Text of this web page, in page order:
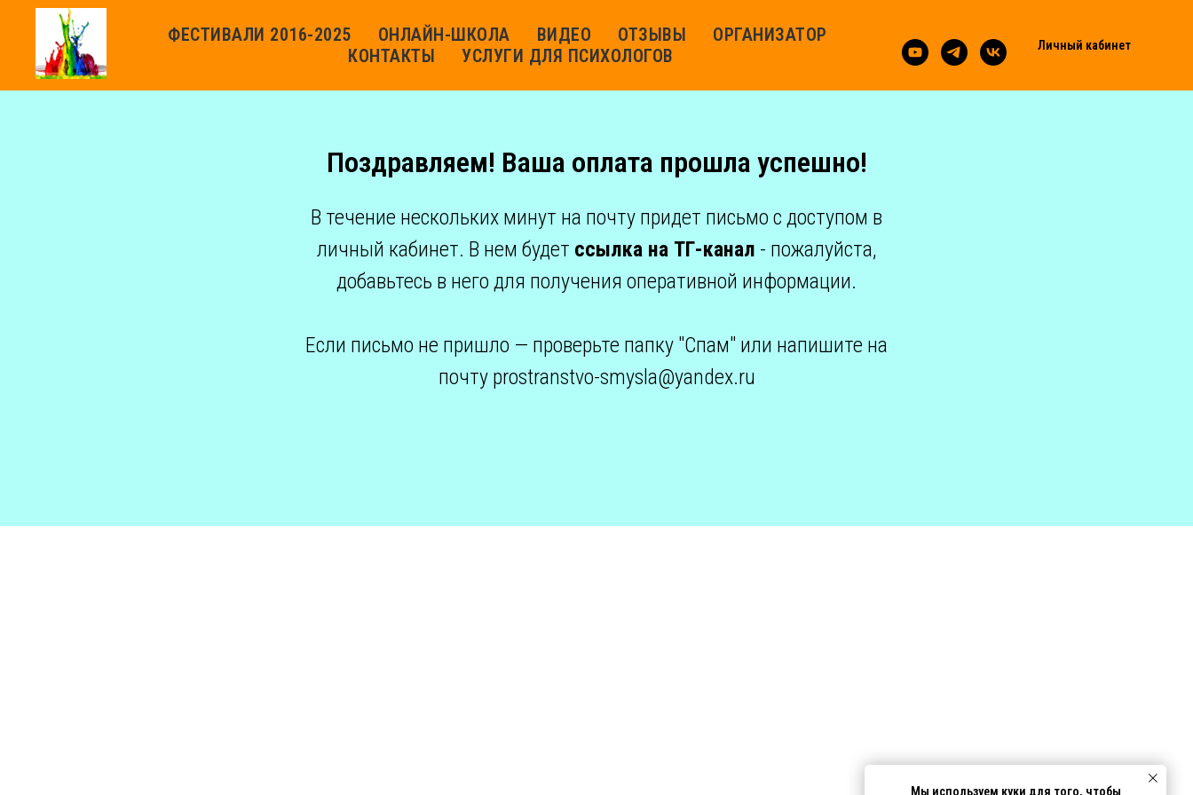
ФЕСТИВАЛИ 2016-2025 ОНЛАЙН-ШКОЛА ВИДЕО ОТЗЫВЫ
ОРГАНИЗАТОР
КОНТАКТЫ
УСЛУГИ ДЛЯ ПСИХОЛОГОВ
Личный кабинет
Мы используем куки для того, чтобы
Поздравляем! Ваша оплата прошла успешно!
В течение нескольких минут на почту придет письмо с доступом в
личный кабинет. В нем будет ссылка на ТГ-канал - пожалуйста,
добавьтесь в него для получения оперативной информации.
Если письмо не пришло — проверьте папку "Спам" или напишите на
почту prostranstvo-smysla@yandex.ru